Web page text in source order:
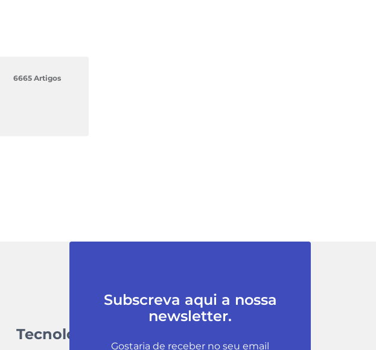
6665 Artigos
Tecnologia
Subscreva aqui a nossa
newsletter.
Gostaria de receber no seu email